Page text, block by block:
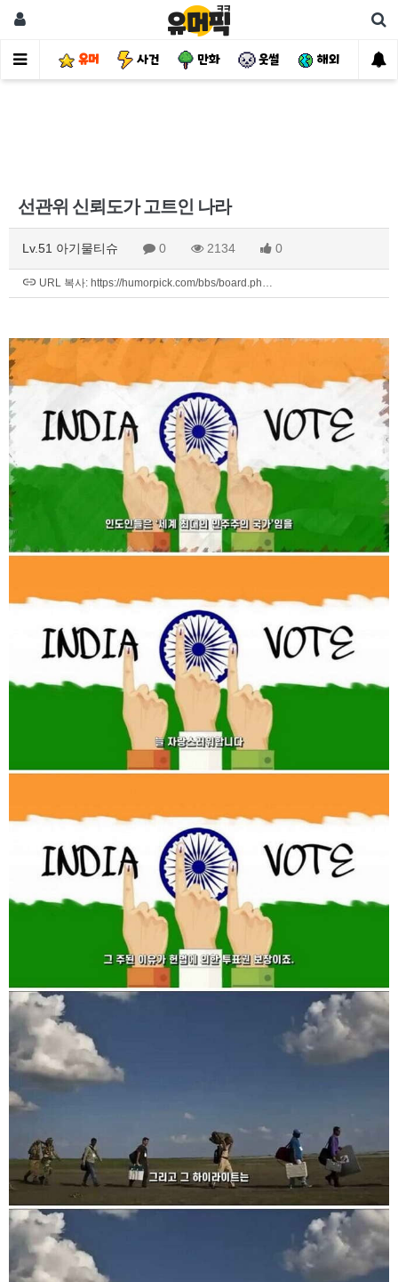
유머 사건 만화 웃썰 해외 핫
선관위 신뢰도가 고트인 나라
Lv.51 아기물티슈 0 2134 0
URL 복사: https://humorpick.com/bbs/board.ph…